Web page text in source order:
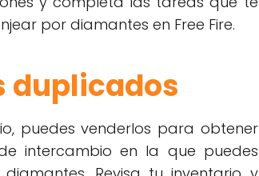
por diamantes en Free Fire.
duplicados
puedes venderlos para obtener
intercambio en la que puedes